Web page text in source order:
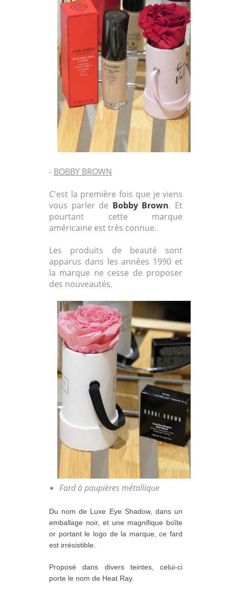
- BOBBY BROWN
C'est la première fois que je viens
vous parler de Bobby Brown. Et
pourtant cette marque
américaine est très connue.
Les produits de beauté sont
apparus dans les années 1990 et
la marque ne cesse de proposer
des nouveautés.
Fard à paupières métallique
Du nom de Luxe Eye Shadow, dans un
emballage noir, et une magnifique boîte
or portant le logo de la marque, ce fard
est irrésistible.
Proposé dans divers teintes, celui-ci
porte le nom de Heat Ray.